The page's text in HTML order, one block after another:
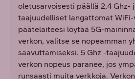
oletusarvoisesti päällä 2,4 Ghz-
taajuudelliset langattomat WiFi-
päätelaiteesi löytää 5G-
verkon, valitse se nopeamman
saavuttamiseksi. 5 Ghz -
verkon nopeus paranee, jos
runsaasti muita verkkoja.